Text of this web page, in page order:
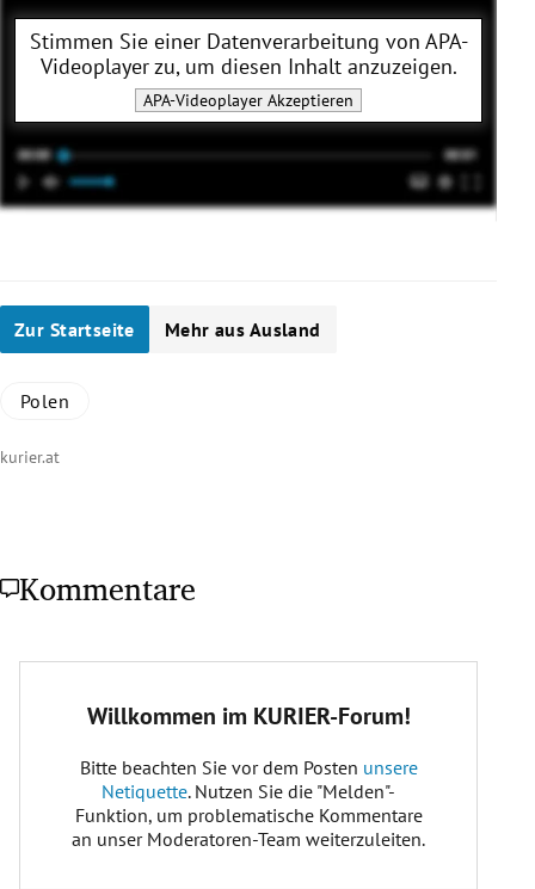
Stimmen Sie einer Datenverarbeitung von APA-
Videoplayerzu, um diesen Inhalt anzuzeigen.
APA-Videoplayer Akzeptieren
Zur Startseite Mehr aus Ausland
Polen
kurier.at
Kommentare